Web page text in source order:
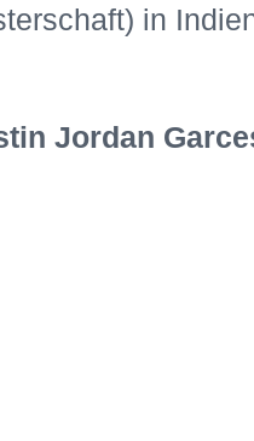
in
Jordan